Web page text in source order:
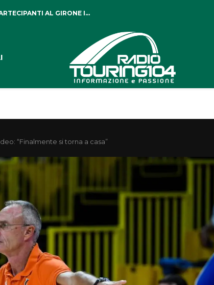
AL GIRONE I...
“Finalmente si torna a casa”